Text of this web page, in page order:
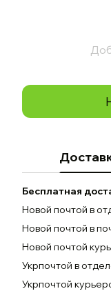
Бесплатная
Новой почтой в
Новой почтой в
Новой почтой
Укрпочтой в
Укрпочтой